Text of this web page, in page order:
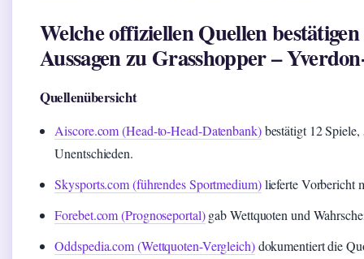
Welche offiziellen Quellen
Aussagen zu Grasshopper –
Quellenübersicht
Aiscore.com (Head-to-Head-Datenbank)bestätigt 12
Unentschieden.
Skysports.com (führendes Sportmedium)lieferte Vorbericht
Forebet.com (Prognoseportal)gab Wettquoten und
Oddspedia.com (Wettquoten-Vergleich)dokumentiert die